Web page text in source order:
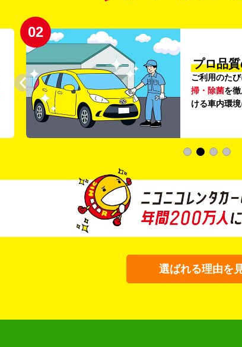
02
プロ品
ご利用のた
掃・除菌を
ける車内環
選ばれる理由を